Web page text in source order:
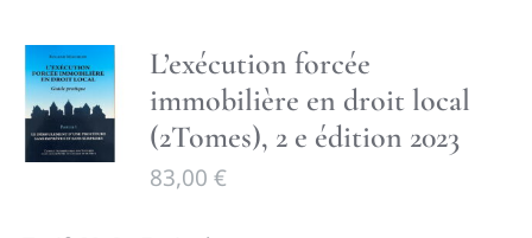
Actualité
Boutique
L’exécution forcée
immobilière en droit local
(2Tomes), 2 e édition 2023
83,00 €